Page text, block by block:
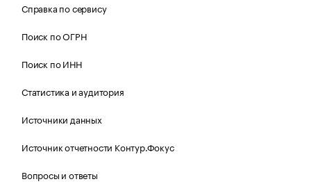
Справка по сервису
Поиск по ОГРН
Поиск по ИНН
Статистика и аудитория
Источники данных
Источник отчетности Контур.Фокус
Вопросы и ответы